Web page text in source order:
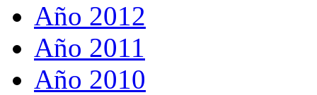
Año 2012
Año 2011
Año 2010